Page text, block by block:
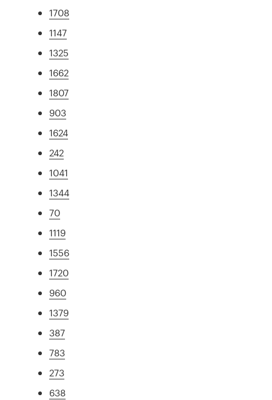
1708
1147
1325
1662
1807
903
1624
242
1041
1344
70
1119
1556
1720
960
1379
387
783
273
638